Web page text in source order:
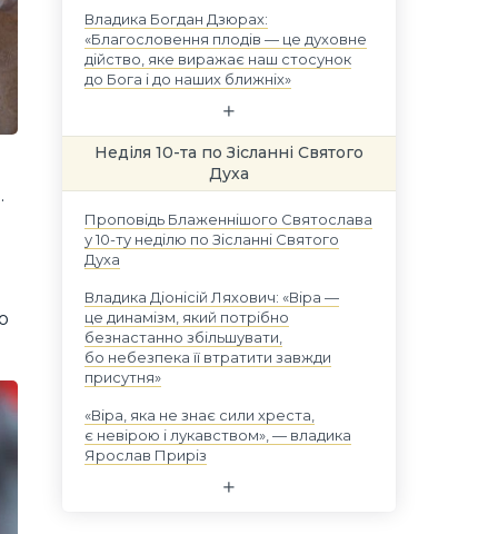
Владика Богдан Дзюрах:
«Благословення плодів — це духовне
дійство, яке виражає наш стосунок
до Бога і до наших ближніх»
Неділя 10-та по Зісланні Святого
Духа
Проповідь Блаженнішого Святослава
у 10-ту неділю по Зісланні Святого
Духа
Владика Діонісій Ляхович: «Віра —
це динамізм, який потрібно
безнастанно збільшувати,
бо небезпека її втратити завжди
присутня»
«Віра, яка не знає сили хреста,
є невірою і лукавством», — владика
Ярослав Приріз